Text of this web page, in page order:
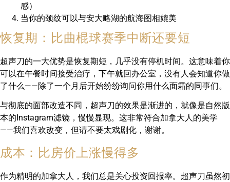
感）
当你的颈纹可以与安大略湖的航海图相媲美
恢复期：比曲棍球赛季中断还要短
超声刀的一大优势是恢复期短，几乎没有停机时间。这意味着你
可以在午餐时间接受治疗，下午就回办公室，没有人会知道你做
了什么——除了一个月后开始纷纷询问你用什么面霜的同事们。
与彻底的面部改造不同，超声刀的效果是渐进的，就像是自然版
本的Instagram滤镜，慢慢显现。这非常符合加拿大人的美学
——我们喜欢改变，但请不要太戏剧化，谢谢。
成本：比房价上涨慢得多
作为精明的加拿大人，我们总是关心投资回报率。超声刀虽然初